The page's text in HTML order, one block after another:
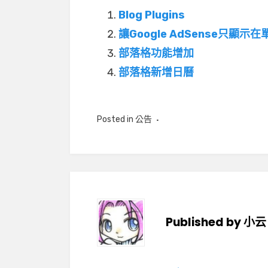
Blog Plugins
讓Google AdSense只顯示在
部落格功能增加
部落格新增日曆
Posted in 公告
Published by小云